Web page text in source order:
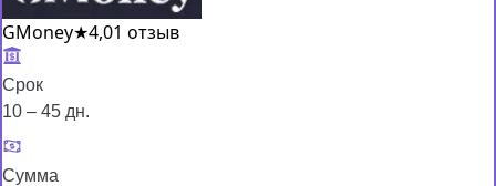
GMoney★4,01 отзыв
Срок
10 – 45 дн.
Сумма